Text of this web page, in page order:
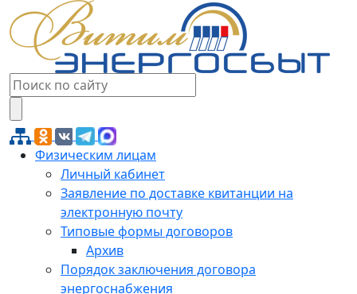
Физическим лицам
Личный кабинет
Заявление по доставке квитанции на
электронную почту
Типовые формы договоров
Архив
Порядок заключения договора
энергоснабжения